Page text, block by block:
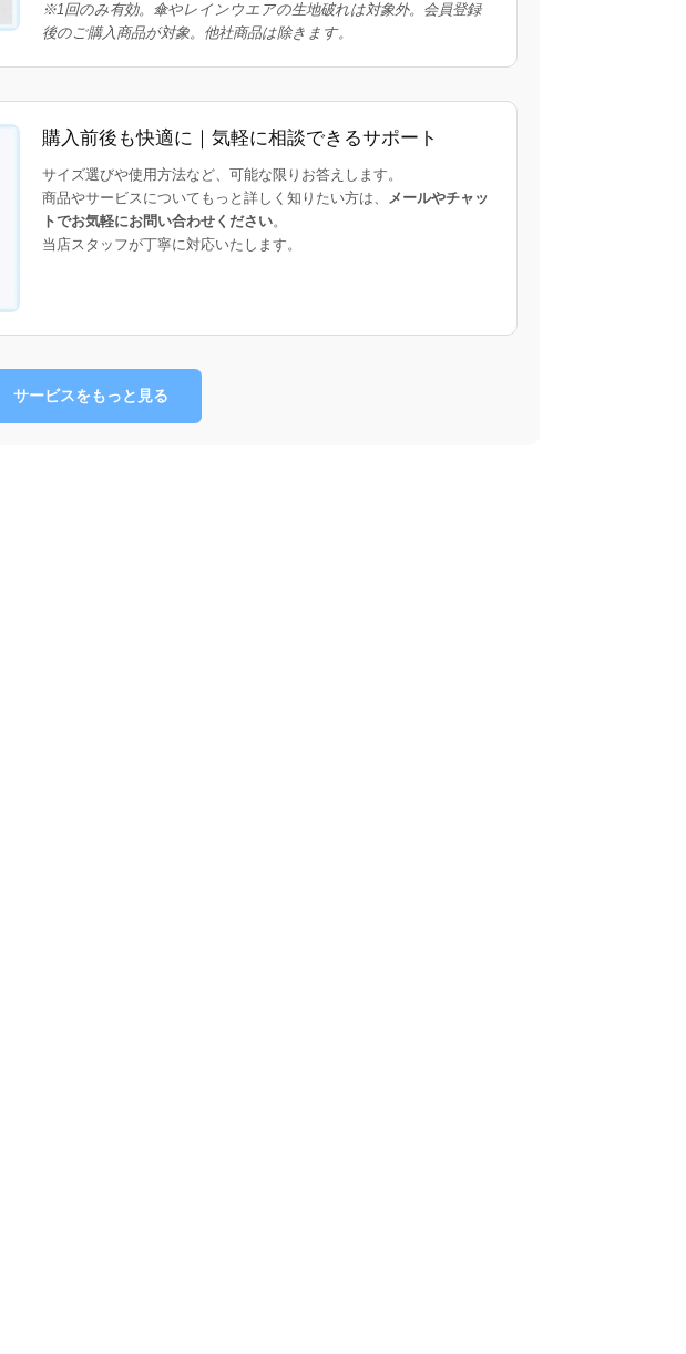
※1回のみ有効。傘やレインウエアの生地破れは対象外。会員登録
後のご購入商品が対象。他社商品は除きます。
購入前後も快適に｜気軽に相談できるサポート
サイズ選びや使用方法など、可能な限りお答えします。
商品やサービスについてもっと詳しく知りたい方は、 メールやチャッ
トでお気軽にお問い合わせください。
当店スタッフが丁寧に対応いたします。
サービスをもっと見る